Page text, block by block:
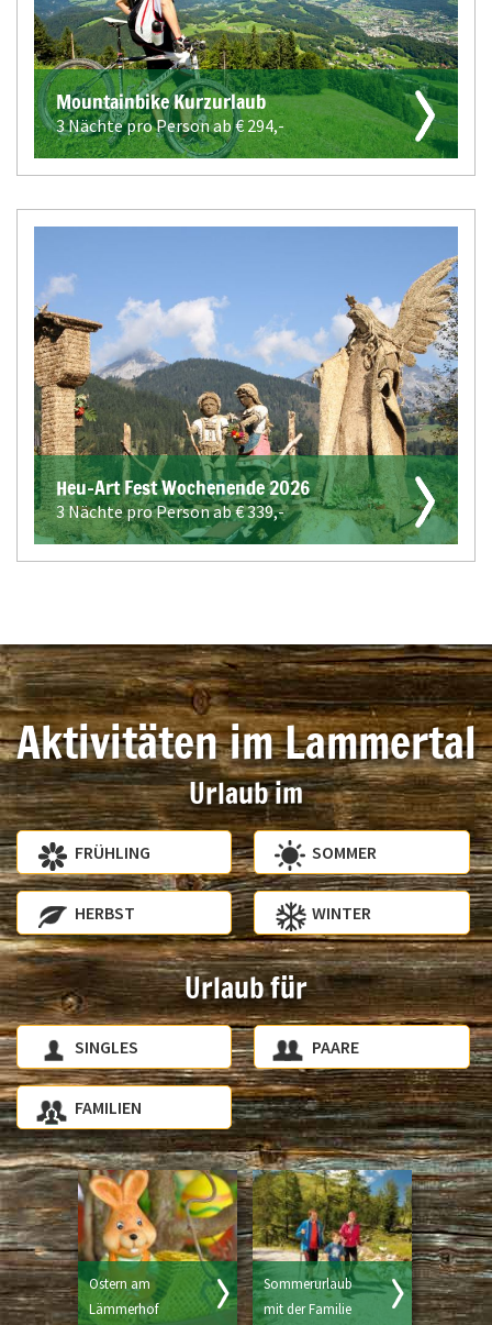
Mountainbike Kurzurlaub
3 Nächte pro Person ab €294,-
Heu-Art Fest Wochenende 2026
3 Nächte pro Person ab €339,-
Aktivitäten im Lammertal
Urlaub im
FRÜHLING SOMMER
HERBST WINTER
Urlaub für
SINGLES PAARE
FAMILIEN
Ostern am
Lämmerhof
Sommerurlaub
mit der Familie